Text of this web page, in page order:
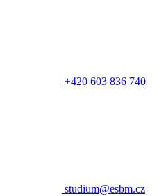
+420 603 836 740
studium@esbm.cz